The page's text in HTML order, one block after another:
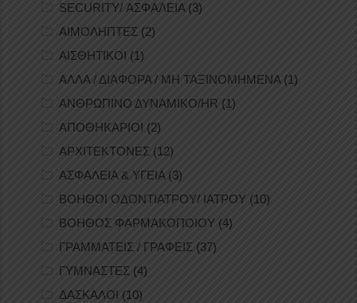
SECURITY/ ΑΣΦΑΛΕΙΑ(3)
ΑΙΜΟΛΗΠΤΕΣ (2)
ΑΙΣΘΗΤΙΚΟΙ (1)
ΑΛΛΑ / ΔΙΑΦΟΡΑ / ΜΗ ΤΑΞΙΝΟΜΗΜΕΝΑ(1)
ΑΝΘΡΩΠΙΝΟ ΔΥΝΑΜΙΚΟ/HR (1)
ΑΠΟΘΗΚΑΡΙΟΙ (2)
ΑΡΧΙΤΕΚΤΟΝΕΣ (12)
ΑΣΦΑΛΕΙΑ & ΥΓΕΙΑ (3)
ΒΟΗΘΟΙ ΟΔΟΝΤΙΑΤΡΟΥ/ ΙΑΤΡΟΥ (10)
ΒΟΗΘΟΣ ΦΑΡΜΑΚΟΠΟΙΟΥ (4)
ΓΡΑΜΜΑΤΕΙΣ / ΓΡΑΦΕΙΣ (37)
ΓΥΜΝΑΣΤΕΣ (4)
ΔΑΣΚΑΛΟΙ (10)